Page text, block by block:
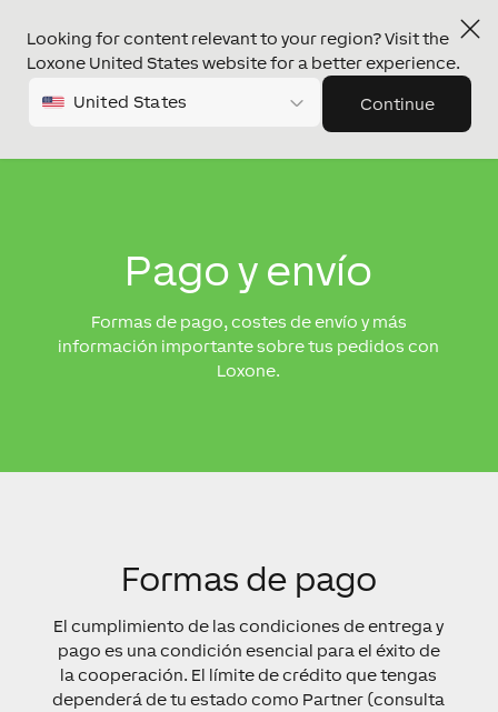
Looking for content relevant to your region? Visit the
Loxone United States website for a better experience.
United States Continue
Pago y envío
Formas de pago, costes de envío y más
información importante sobre tus pedidos con
Loxone.
Formas de pago
El cumplimiento de las condiciones de entrega y
pago es una condición esencial para el éxito de
la cooperación. El límite de crédito que tengas
dependerá de tu estado como Partner (consulta